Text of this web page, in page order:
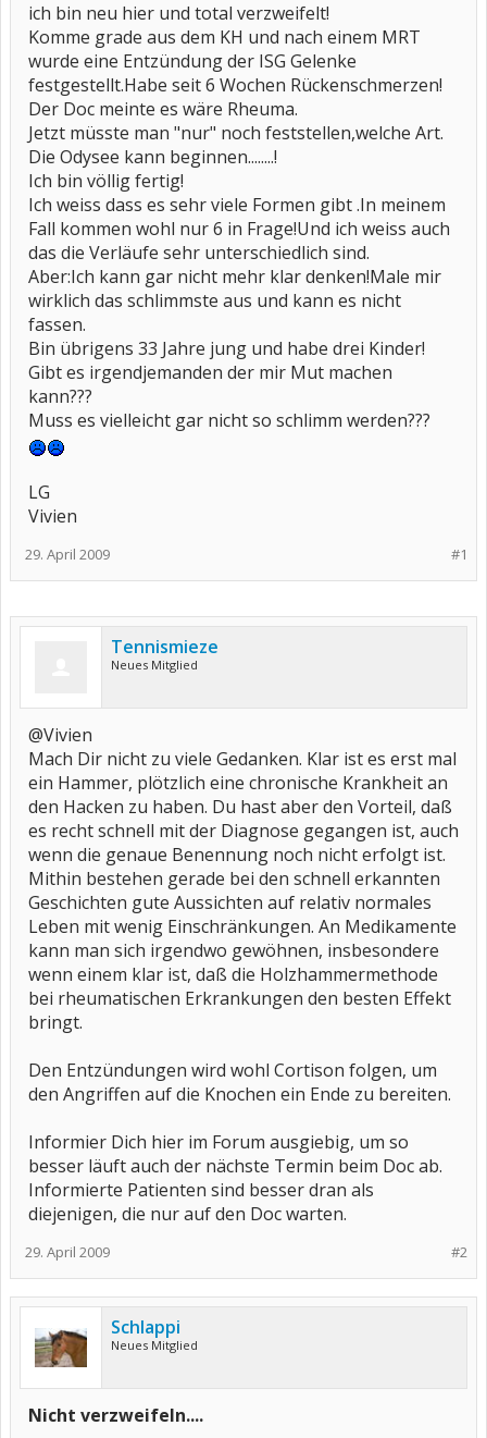
ich bin neu hier und total verzweifelt!
Komme grade aus dem KH und nach einem MRT
wurde eine Entzündung der ISG Gelenke
festgestellt.Habe seit 6 Wochen Rückenschmerzen!
Der Doc meinte es wäre Rheuma.
Jetzt müsste man "nur" noch feststellen,welche Art.
Die Odysee kann beginnen........!
Ich bin völlig fertig!
Ich weiss dass es sehr viele Formen gibt .In meinem
Fall kommen wohl nur 6 in Frage!Und ich weiss auch
das die Verläufe sehr unterschiedlich sind.
Aber:Ich kann gar nicht mehr klar denken!Male mir
wirklich das schlimmste aus und kann es nicht
fassen.
Bin übrigens 33 Jahre jung und habe drei Kinder!
Gibt es irgendjemanden der mir Mut machen
kann???
Muss es vielleicht gar nicht so schlimm werden???
LG
Vivien
#1
29. April 2009
Tennismieze
Neues Mitglied
@Vivien
Mach Dir nicht zu viele Gedanken. Klar ist es erst mal
ein Hammer, plötzlich eine chronische Krankheit an
den Hacken zu haben. Du hast aber den Vorteil, daß
es recht schnell mit der Diagnose gegangen ist, auch
wenn die genaue Benennung noch nicht erfolgt ist.
Mithin bestehen gerade bei den schnell erkannten
Geschichten gute Aussichten auf relativ normales
Leben mit wenig Einschränkungen. An Medikamente
kann man sich irgendwo gewöhnen, insbesondere
wenn einem klar ist, daß die Holzhammermethode
bei rheumatischen Erkrankungen den besten Effekt
bringt.
Den Entzündungen wird wohl Cortison folgen, um
den Angriffen auf die Knochen ein Ende zu bereiten.
Informier Dich hier im Forum ausgiebig, um so
besser läuft auch der nächste Termin beim Doc ab.
Informierte Patienten sind besser dran als
diejenigen, die nur auf den Doc warten.
#2
29. April 2009
Schlappi
Neues Mitglied
Nicht verzweifeln....